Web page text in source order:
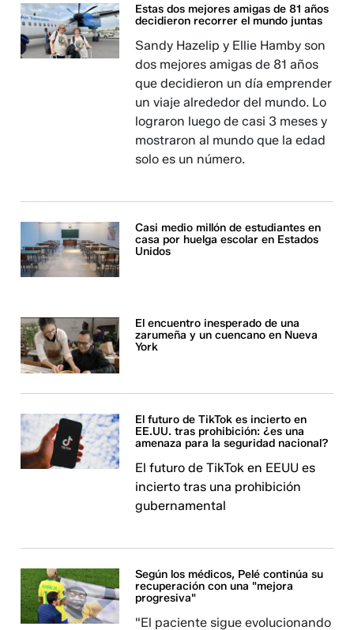
Estas dos mejores amigas de 81 años
decidieron recorrer el mundo juntas
Sandy Hazelip y Ellie Hamby son
dos mejores amigas de 81 años
que decidieron un día emprender
un viaje alrededor del mundo. Lo
lograron luego de casi 3 meses y
mostraron al mundo que la edad
solo es un número.
Casi medio millón de estudiantes en
casa por huelga escolar en Estados
Unidos
El encuentro inesperado de una
zarumeña y un cuencano en Nueva
York
El futuro de TikTok es incierto en
EE.UU. tras prohibición: ¿es una
amenaza para la seguridad nacional?
El futuro de TikTok en EEUU es
incierto tras una prohibición
gubernamental
Según los médicos, Pelé continúa su
recuperación con una "mejora
progresiva"
"El paciente sigue evolucionando